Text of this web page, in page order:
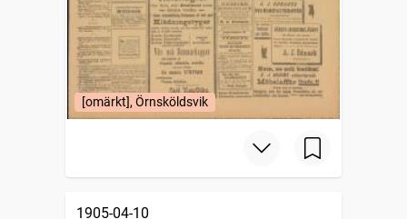
[omärkt], Örnsköldsvik
1905-04-10